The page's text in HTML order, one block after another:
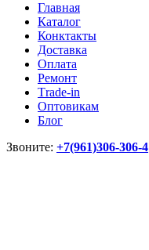
Главная
Каталог
Конктакты
Доставка
Оплата
Ремонт
Тrade-in
Оптовикам
Блог
Звоните: +7(961)306-306-4